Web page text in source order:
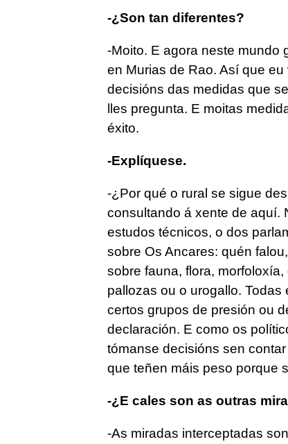
-¿Son tan diferentes?
-Moito. E agora neste mundo
en Murias de Rao. Así que
decisións das medidas que
lles pregunta. E moitas
éxito.
-Explíquese.
-¿Por qué o rural se sigue
consultando á xente de aquí.
estudos técnicos, o dos
sobre Os Ancares: quén
sobre fauna, flora,
pallozas ou o urogallo.
certos grupos de presión ou
declaración. E como os
tómanse decisións sen
que teñen máis peso porque
-¿E cales son as outras
-As miradas interceptadas